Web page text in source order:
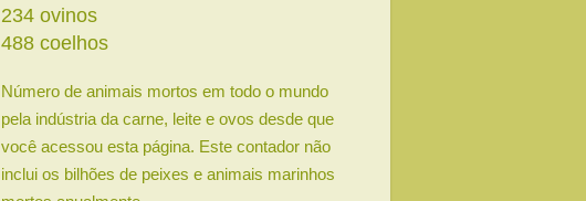
256 ovinos
534 coelhos
Número de animais mortos em todo o mundo
pela indústria da carne, leite e ovos desde que
você acessou esta página. Este contador não
inclui os bilhões de peixes e animais marinhos